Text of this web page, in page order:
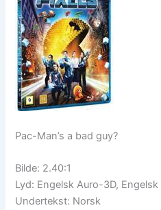
Pac-Man’s a bad guy?
Bilde: 2.40:1
Lyd: Engelsk Auro-3D,
Undertekst: Norsk